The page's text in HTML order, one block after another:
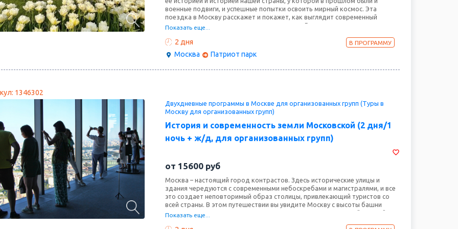
военные подвиги, и успешные попытки освоить мирный космос. Эта
поездка в Москву расскажет и покажет, как выглядит современный
мегаполис, как развивалась космонавтика в России и как выглядела
техники, часть которых осталась в единственном экземпляре и не
Показать еще...
2 дня В ПРОГРАММУ
Москва Патриот парк
1346302
Двухдневные программы в Москве для организованных групп (Туры в
Москву для организованных групп)
История и современность земли Московской (2 дня/1
ночь + ж/д, для организованных групп)
от 15600 руб
Москва – настоящий город контрастов. Здесь исторические улицы и
здания чередуются с современными небоскребами и магистралями, и все
это создает неповторимый образ столицы, привлекающий туристов со
всей страны. В этом путешествии вы увидите Москву с высоты башни
Москва - Сити, прогуляетесь по территории Кремля – самого "сердца"
столицы, посетите Оружейную палату и Музей Победы на Поклонной горе,
Показать еще...